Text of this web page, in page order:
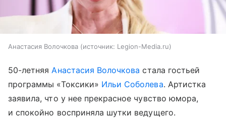
Анастасия Волочкова источник: Legion-Media.ru
50-летняяАнастасия Волочкова стала гостьей
программы «Токсики» Ильи Соболева. Артистка
заявила, что у нее прекрасное чувство юмора,
и спокойно восприняла шутки ведущего.